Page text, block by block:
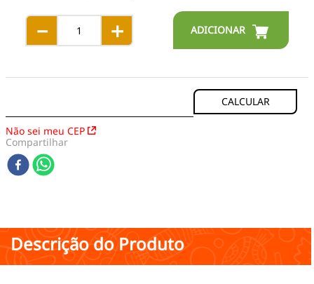
＋
－
Não sei meu CEP
Compartilhar
Descrição do Produto